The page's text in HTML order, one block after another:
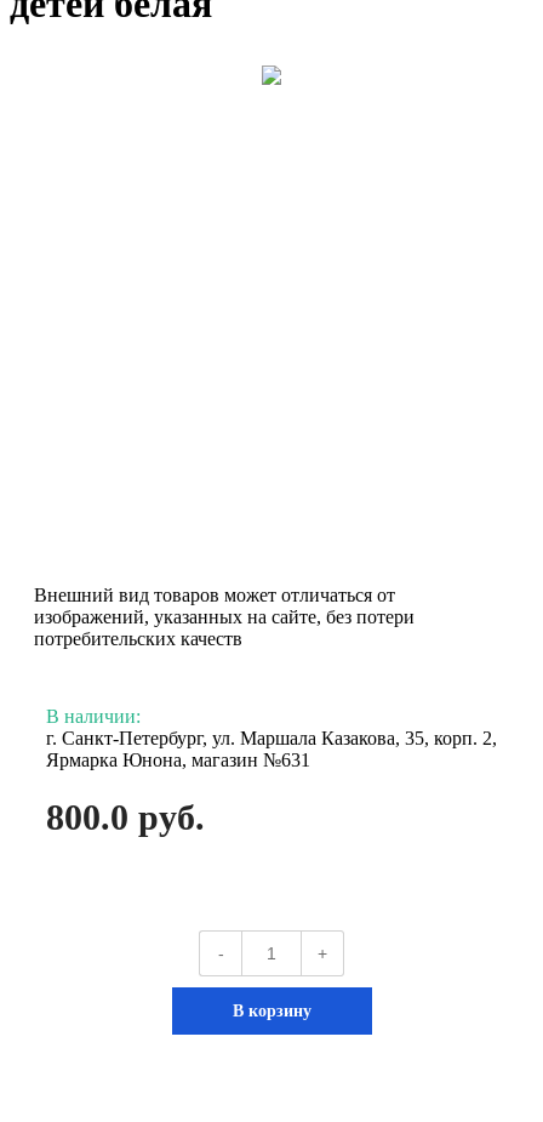
Внешний вид товаров может отличаться от
изображений, указанных на сайте, без потери
потребительских качеств
В наличии:
г. Санкт-Петербург, ул. Маршала Казакова, 35, корп. 2,
Ярмарка Юнона, магазин №631
800.0 руб.
- +
В корзину